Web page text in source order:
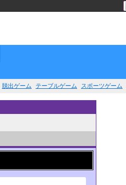
脱出ゲーム テーブルゲーム スポーツゲーム